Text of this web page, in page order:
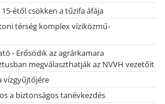
étől csökken a tűzifa áfája
térség komplex víziközmű-
- Erősödik az agrárkamara
megválaszthatják az NVVH vezetőit
vízgyűjtőjére
a biztonságos tanévkezdés